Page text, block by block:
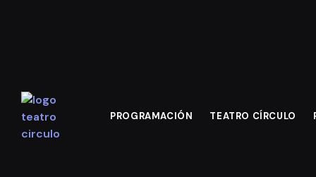
PROGRAMACIÓN TEATRO CÍRCULO